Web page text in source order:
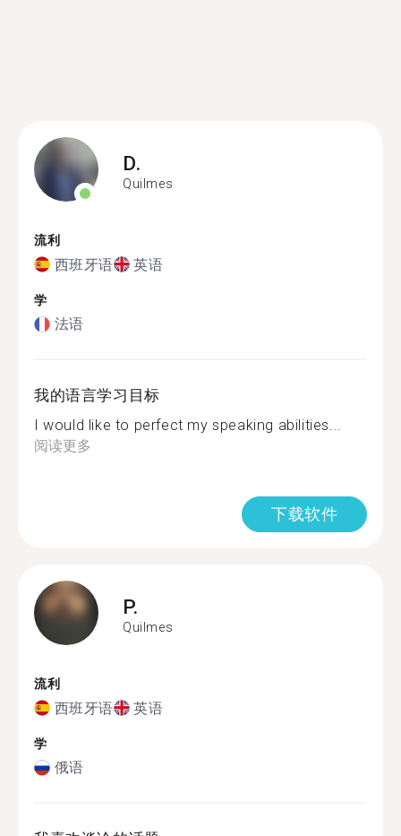
D.
Quilmes
流利
西班牙语 英语
学
法语
我的语言学习目标
I would like to perfect my speaking abilities...
阅读更多
下载软件
P.
Quilmes
流利
西班牙语 英语
学
俄语